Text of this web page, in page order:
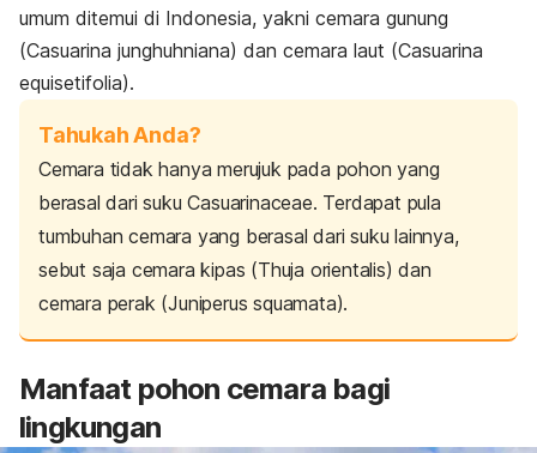
umum ditemui di Indonesia, yakni cemara gunung
(Casuarina junghuhniana) dan cemara laut (Casuarina
equisetifolia).
Tahukah Anda?
Cemara tidak hanya merujuk pada pohon yang
berasal dari suku Casuarinaceae. Terdapat pula
tumbuhan cemara yang berasal dari suku lainnya,
sebut saja cemara kipas (Thuja orientalis) dan
cemara perak (Juniperus squamata).
Manfaat pohon cemara bagi
lingkungan